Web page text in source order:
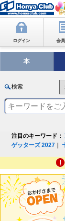
ログイン 会
本
検索
注目のキーワード：
ゲッターズ 2027 ｜